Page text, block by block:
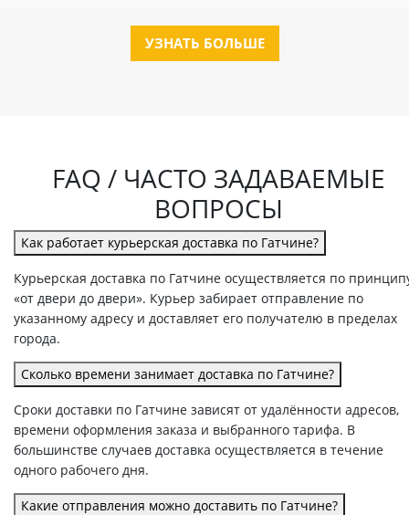
УЗНАТЬ БОЛЬШЕ
FAQ / ЧАСТО ЗАДАВАЕМЫЕ
ВОПРОСЫ
Как работает курьерская доставка по Гатчине?
Курьерская доставка по Гатчине осуществляется по
«от двери до двери». Курьер забирает отправление по
указанному адресу и доставляет его получателю в пределах
города.
Сколько времени занимает доставка по Гатчине?
Сроки доставки по Гатчине зависят от удалённости адресов,
времени оформления заказа и выбранного тарифа. В
большинстве случаев доставка осуществляется в течение
одного рабочего дня.
Какие отправления можно доставить по Гатчине?